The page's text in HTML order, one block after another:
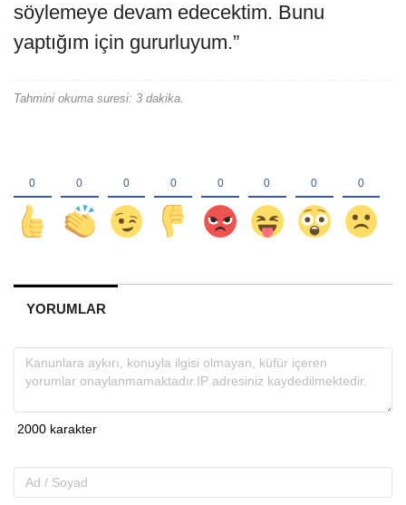
söylemeye devam edecektim. Bunu
yaptığım için gururluyum.”
Tahmini okuma suresi: 3 dakika.
YORUMLAR